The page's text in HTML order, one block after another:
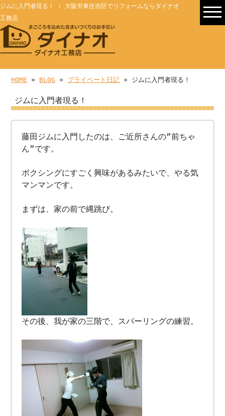
ジムに入門者現る！ : 大阪市東住吉区でリフォームならダイナオ
工務店
HOME » BLOG » プライベート日記 » ジムに入門者現る！
ジムに入門者現る！
藤田ジムに入門したのは、ご近所さんの”前ちゃ
ん”です。
ボクシングにすごく興味があるみたいで、やる気
マンマンです。
まずは、家の前で縄跳び。
その後、我が家の三階で、スパーリングの練習。